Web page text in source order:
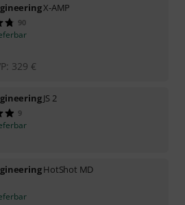
X-AMP
90
329 €
JS 2
9
HotShot MD